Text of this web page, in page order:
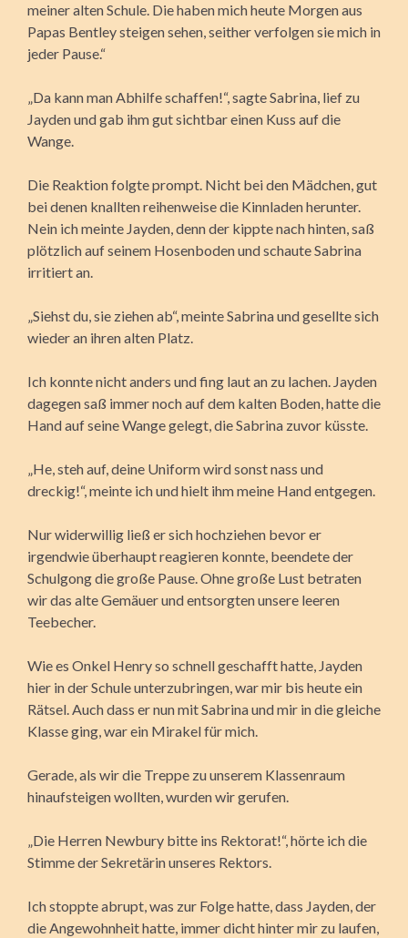
meiner alten Schule. Die haben mich heute Morgen aus
Papas Bentley steigen sehen, seither verfolgen sie mich in
jeder Pause.“
„Da kann man Abhilfe schaffen!“, sagte Sabrina, lief zu
Jayden und gab ihm gut sichtbar einen Kuss auf die
Wange.
Die Reaktion folgte prompt. Nicht bei den Mädchen, gut
bei denen knallten reihenweise die Kinnladen herunter.
Nein ich meinte Jayden, denn der kippte nach hinten, saß
plötzlich auf seinem Hosenboden und schaute Sabrina
irritiert an.
„Siehst du, sie ziehen ab“, meinte Sabrina und gesellte sich
wieder an ihren alten Platz.
Ich konnte nicht anders und fing laut an zu lachen. Jayden
dagegen saß immer noch auf dem kalten Boden, hatte die
Hand auf seine Wange gelegt, die Sabrina zuvor küsste.
„He, steh auf, deine Uniform wird sonst nass und
dreckig!“, meinte ich und hielt ihm meine Hand entgegen.
Nur widerwillig ließ er sich hochziehen bevor er
irgendwie überhaupt reagieren konnte, beendete der
Schulgong die große Pause. Ohne große Lust betraten
wir das alte Gemäuer und entsorgten unsere leeren
Teebecher.
Wie es Onkel Henry so schnell geschafft hatte, Jayden
hier in der Schule unterzubringen, war mir bis heute ein
Rätsel. Auch dass er nun mit Sabrina und mir in die gleiche
Klasse ging, war ein Mirakel für mich.
Gerade, als wir die Treppe zu unserem Klassenraum
hinaufsteigen wollten, wurden wir gerufen.
„Die Herren Newbury bitte ins Rektorat!“, hörte ich die
Stimme der Sekretärin unseres Rektors.
Ich stoppte abrupt, was zur Folge hatte, dass Jayden, der
die Angewohnheit hatte, immer dicht hinter mir zu laufen,